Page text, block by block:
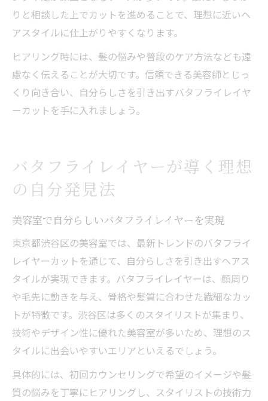
りと相談した上でカットを進めることで、理想に近いヘ
アスタイルに仕上がりやすくなります。
ヒアリング時には、髪の悩みや普段のケア方法なども遠
慮なく伝えることが大切です。信頼できる美容師とじっ
くり向き合い、自分らしさを引き出すバタフライレイヤ
ーカットを手に入れましょう。
バタフライレイヤーが導く理想
の自分発見法
美容室で自分らしいバタフライレイヤーを実現
東京都渋谷区の美容室では、最新トレンドのバタフライ
レイヤーカットを通じて、自分らしさを引き出すヘアス
タイルが実現できます。バタフライレイヤーは、顔周り
や毛先に動きを与え、骨格や髪質に合わせた繊細なカッ
トが特徴です。渋谷区は多くのスタイリストが集まり、
技術やデザイン性に優れた美容室が多いため、理想のス
タイルに出会いやすいエリアといえるでしょう。
具体的には、初回カウンセリングで希望のイメージや髪
質の悩みを丁寧にヒアリングし、スタイリストの技術力